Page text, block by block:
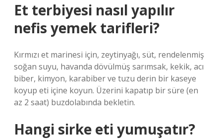
Et terbiyesi nasıl yapılır
nefis yemek tarifleri?
Kırmızı et marinesi için, zeytinyağı, süt, rendelenmiş
soğan suyu, havanda dövülmüş sarımsak, kekik, acı
biber, kimyon, karabiber ve tuzu derin bir kaseye
koyup eti içine koyun. Üzerini kapatıp bir süre (en
az 2 saat) buzdolabında bekletin.
Hangi sirke eti yumuşatır?